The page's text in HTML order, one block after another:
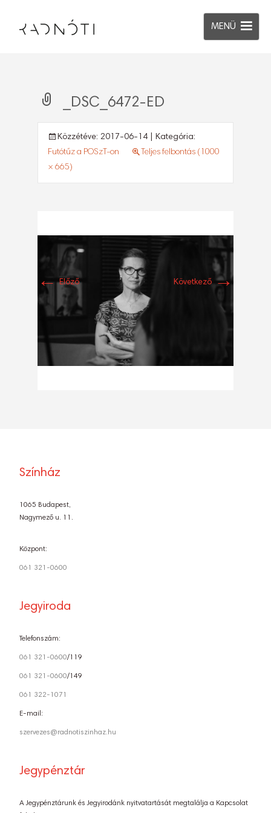
MENÜ
_DSC_6472-ED
Közzétéve: 2017-06-14 | Kategória:
Futótűz a POSzT-on
Teljes felbontás (1000
× 665)
←Előző Következő→
Színház
1065 Budapest,
Nagymező u. 11.
Központ:
061 321-0600
Jegyiroda
Telefonszám:
061 321-0600/119
061 321-0600/149
061 322-1071
E-mail:
szervezes@radnotiszinhaz.hu
Jegypénztár
A Jegypénztárunk és Jegyirodánk nyitvatartását megtalálja a Kapcsolat